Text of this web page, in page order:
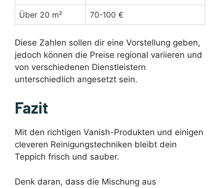
Über 20 m² 70-100 €
Diese Zahlen sollen dir eine Vorstellung geben,
jedoch können die Preise regional variieren und
von verschiedenen Dienstleistern
unterschiedlich angesetzt sein.
Fazit
Mit den richtigen Vanish-Produkten und einigen
cleveren Reinigungstechniken bleibt dein
Teppich frisch und sauber.
Denk daran, dass die Mischung aus